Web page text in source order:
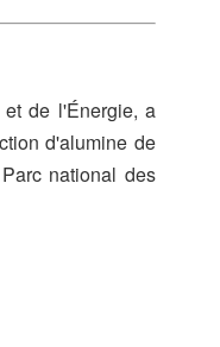
de l'Énergie, a
d'alumine de
national des